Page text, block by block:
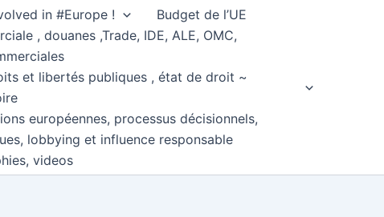
in #Europe !
Budget de l’UE
, douanes ,Trade, IDE, ALE, OMC,
et libertés publiques , état de droit ~
européennes, processus décisionnels,
lobbying et influence responsable
videos